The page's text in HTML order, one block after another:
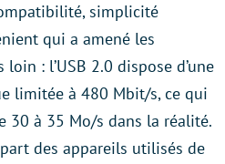
simplicité
qui a amené les
: l’USB 2.0 dispose d’une
limitée à 480 Mbit/s, ce qui
30 à 35 Mo/s dans la réalité.
des appareils utilisés de